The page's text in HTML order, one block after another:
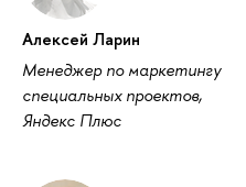
Алексей Ларин
Менеджер по маркетингу
специальных проектов,
Яндекс Плюс